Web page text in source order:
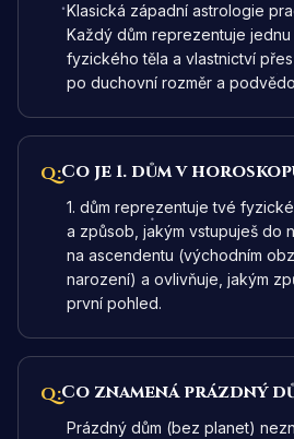
Klasická západní astrologie
Každý dům reprezentuje
fyzického těla a vlastnictví
po duchovní rozměr a
Q:Co je 1. dům v
1. dům reprezentuje tvé
a způsob, jakým vstupuješ do
na ascendentu (východním
narození) a ovlivňuje, jakým
první pohled.
Q:Co znamená prázdný
Prázdný dům (bez planet)